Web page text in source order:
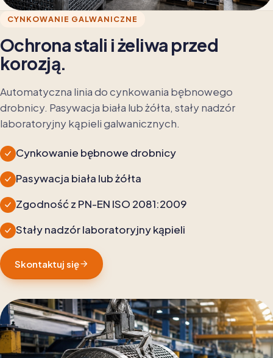
CYNKOWANIE GALWANICZNE
Ochrona stali i żeliwa przed
korozją.
Automatyczna linia do cynkowania bębnowego
drobnicy. Pasywacja biała lub żółta, stały nadzór
laboratoryjny kąpieli galwanicznych.
Cynkowanie bębnowe drobnicy
Pasywacja biała lub żółta
Zgodność z PN-EN ISO 2081:2009
Stały nadzór laboratoryjny kąpieli
Skontaktuj się